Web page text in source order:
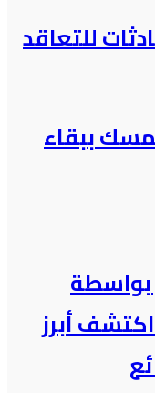
للتعاقد
ببقاء
بواسطة
أبرز